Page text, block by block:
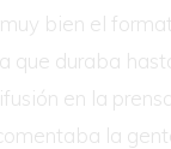
bien el
que duraba
en la
la